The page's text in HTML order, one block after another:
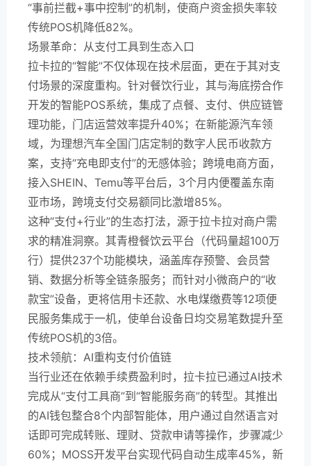
“事前拦截+事中控制”的机制，使商户资金损失率较
传统POS机降低82%。
场景革命：从支付工具到生态入口
拉卡拉的“智能”不仅体现在技术层面，更在于其对支
付场景的深度重构。针对餐饮行业，其与海底捞合作
开发的智能POS系统，集成了点餐、支付、供应链管
理功能，门店运营效率提升40%；在新能源汽车领
域，为理想汽车全国门店定制的数字人民币收款方
案，支持“充电即支付”的无感体验；跨境电商方面，
接入SHEIN、Temu等平台后，3个月内便覆盖东南
亚市场，跨境支付交易额同比激增85%。
这种“支付+行业”的生态打法，源于拉卡拉对商户需
求的精准洞察。其青橙餐饮云平台（代码量超100万
行）提供237个功能模块，涵盖库存预警、会员营
销、数据分析等全链条服务；而针对小微商户的“收
款宝”设备，更将信用卡还款、水电煤缴费等12项便
民服务集成于一机，使单台设备日均交易笔数提升至
传统POS机的3倍。
技术领航：AI重构支付价值链
当行业还在依赖手续费盈利时，拉卡拉已通过AI技术
完成从“支付工具商”到“智能服务商”的转型。其推出
的AI钱包整合8个内部智能体，用户通过自然语言对
话即可完成转账、理财、贷款申请等操作，步骤减少
60%；MOSS开发平台实现代码自动生成率45%，新